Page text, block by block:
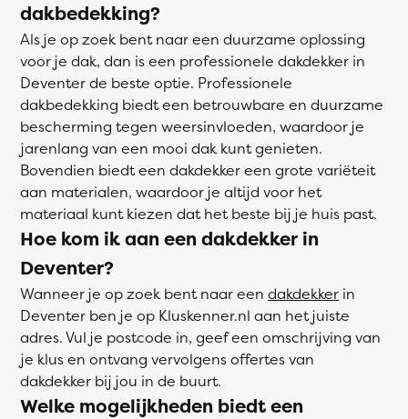
dakbedekking?
Als je op zoek bent naar een duurzame oplossing
voor je dak, dan is een professionele dakdekker in
Deventer de beste optie. Professionele
dakbedekking biedt een betrouwbare en duurzame
bescherming tegen weersinvloeden, waardoor je
jarenlang van een mooi dak kunt genieten.
Bovendien biedt een dakdekker een grote variëteit
aan materialen, waardoor je altijd voor het
materiaal kunt kiezen dat het beste bij je huis past.
Hoe kom ik aan een dakdekker in
Deventer?
Wanneer je op zoek bent naar een dakdekker in
Deventer ben je op Kluskenner.nl aan het juiste
adres. Vul je postcode in, geef een omschrijving van
je klus en ontvang vervolgens offertes van
dakdekker bij jou in de buurt.
Welke mogelijkheden biedt een